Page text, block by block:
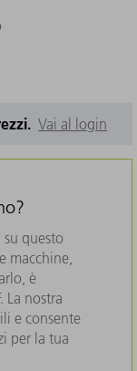
Vai al login
questo
macchine,
è
La nostra
e consente
per la tua